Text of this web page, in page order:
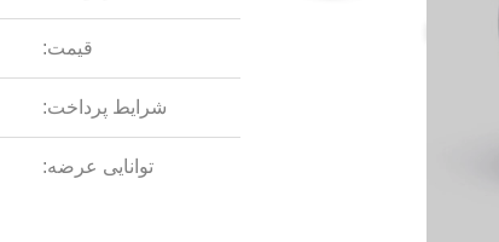
قیمت:
شرایط پرداخت:
توانایی عرضه: